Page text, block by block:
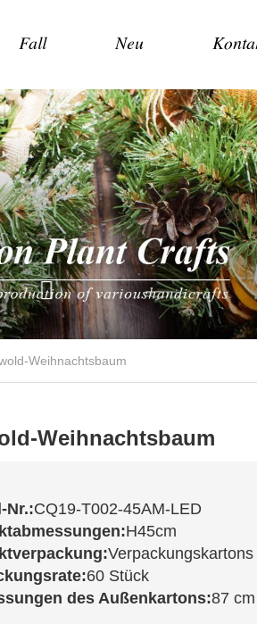
Fall Neu
Weihnachtsbaum
Weihnachtsbaum
Nr.:CQ19-T002-45AM-LED
H45cm
Verpackungskartons
60 Stück
des Außenkartons:87